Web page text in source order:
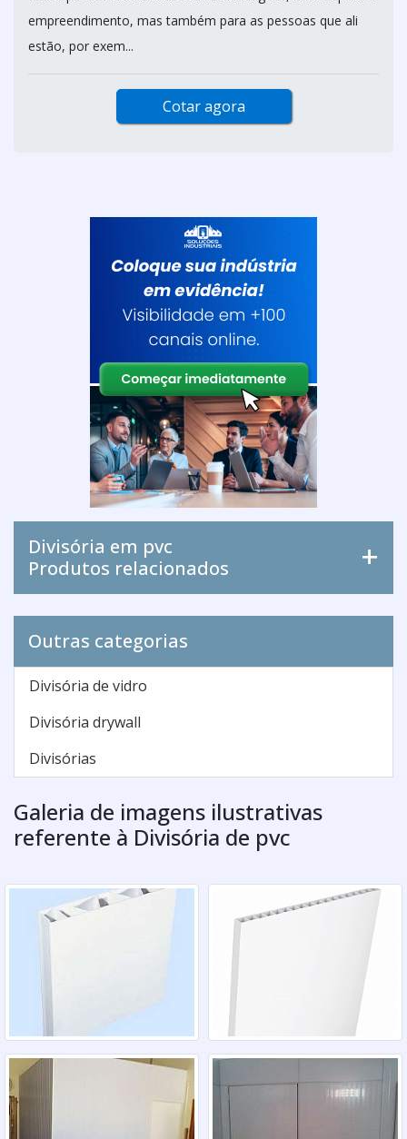
empreendimento, mas também para as pessoas que ali
estão, por exem...
Cotar agora
Divisória em pvc
Produtos relacionados
Outras categorias
Divisória de vidro
Divisória drywall
Divisórias
Galeria de imagens ilustrativas
referente à Divisória de pvc